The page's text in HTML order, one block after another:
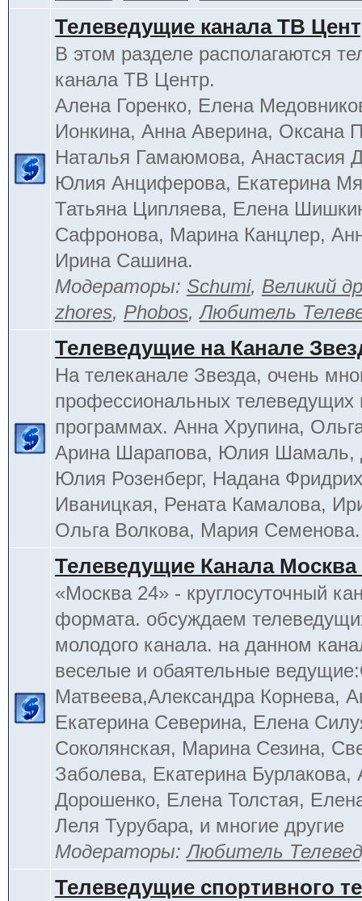
Телеведущие канала ТВ
В этом разделе располагаются
канала ТВ Центр.
Алена Горенко, Елена
Ионкина, Анна Аверина, Оксана
Наталья Гамаюмова, Анастасия
Юлия Анциферова, Екатерина
Татьяна Ципляева, Елена
Сафронова, Марина Канцлер,
Ирина Сашина.
Модераторы: Schumi, Великий
zhores, Phobos,Любитель
Телеведущие на Канале
На телеканале Звезда, очень
профессиональных телеведущих
программах. Анна Хрупина,
Арина Шарапова, Юлия Шамаль,
Юлия Розенберг, Надана
Иваницкая, Рената Камалова,
Ольга Волкова, Мария Семенова.
Телеведущие Канала Москва
«Москва 24» - круглосуточный
формата. обсуждаем
молодого канала. на данном
веселые и обаятельные
Матвеева,Александра Корнева,
Екатерина Северина, Елена
Соколянская, Марина Сезина,
Заболева, Екатерина Бурлакова,
Дорошенко, Елена Толстая,
Леля Турубара, и многие другие
Модераторы:Любитель
Телеведущие спортивного